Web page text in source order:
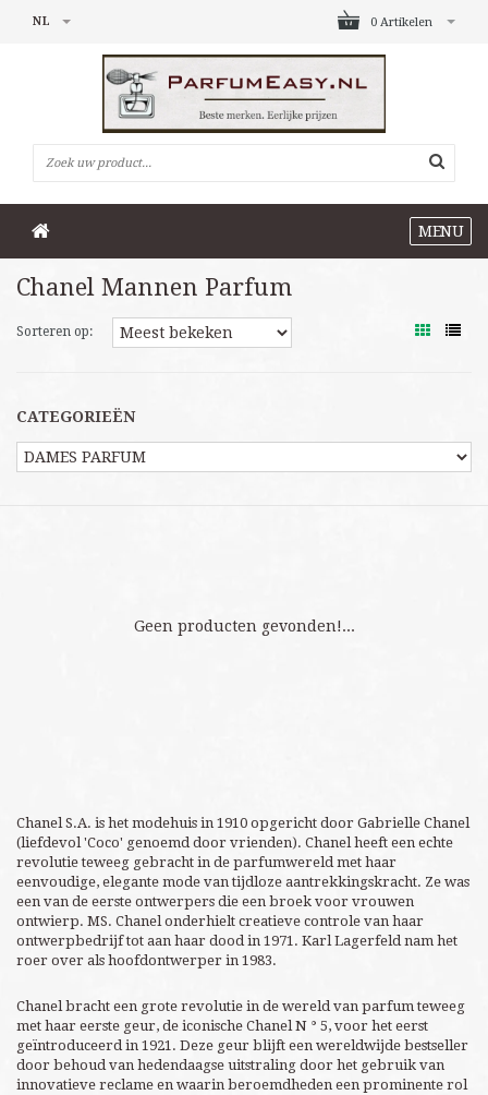
0 Artikelen
NL
MENU
Chanel Mannen Parfum
Sorteren op:
CATEGORIEËN
Geen producten gevonden!...
Chanel S.A. is het modehuis in 1910 opgericht door Gabrielle Chanel
(liefdevol 'Coco' genoemd door vrienden). Chanel heeft een echte
revolutie teweeg gebracht in de parfumwereld met haar
eenvoudige, elegante mode van tijdloze aantrekkingskracht. Ze was
een van de eerste ontwerpers die een broek voor vrouwen
ontwierp. MS. Chanel onderhielt creatieve controle van haar
ontwerpbedrijf tot aan haar dood in 1971. Karl Lagerfeld nam het
roer over als hoofdontwerper in 1983.
Chanel bracht een grote revolutie in de wereld van parfum teweeg
met haar eerste geur, de iconische Chanel N ° 5, voor het eerst
geïntroduceerd in 1921. Deze geur blijft een wereldwijde bestseller
door behoud van hedendaagse uitstraling door het gebruik van
innovatieve reclame en waarin beroemdheden een prominente rol